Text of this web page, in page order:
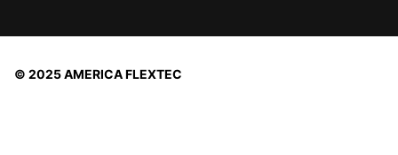
© 2025 AMERICA FLEXTEC